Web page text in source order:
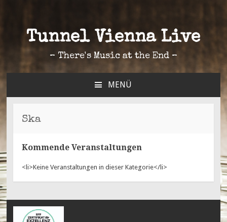
Tunnel Vienna Live
– There's Music at the End –
MENÜ
SPRINGEN
Ska
Kommende Veranstaltungen
<li>Keine Veranstaltungen in dieser Kategorie</li>